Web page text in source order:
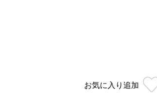
お気に入り 追加